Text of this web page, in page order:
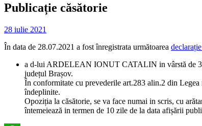
Publicație căsătorie
28 iulie 2021
În data de 28.07.2021 a fost înregistrata următoarea
a d-lui ARDELEAN IONUT CATALIN in vârstă de
județul Brașov.
În conformitate cu prevederile art.283 alin.2 din
îndeplinite.
Opoziția la căsătorie, se va face numai in scris, cu
întemeiează in termen de 10 zile de la data afișării